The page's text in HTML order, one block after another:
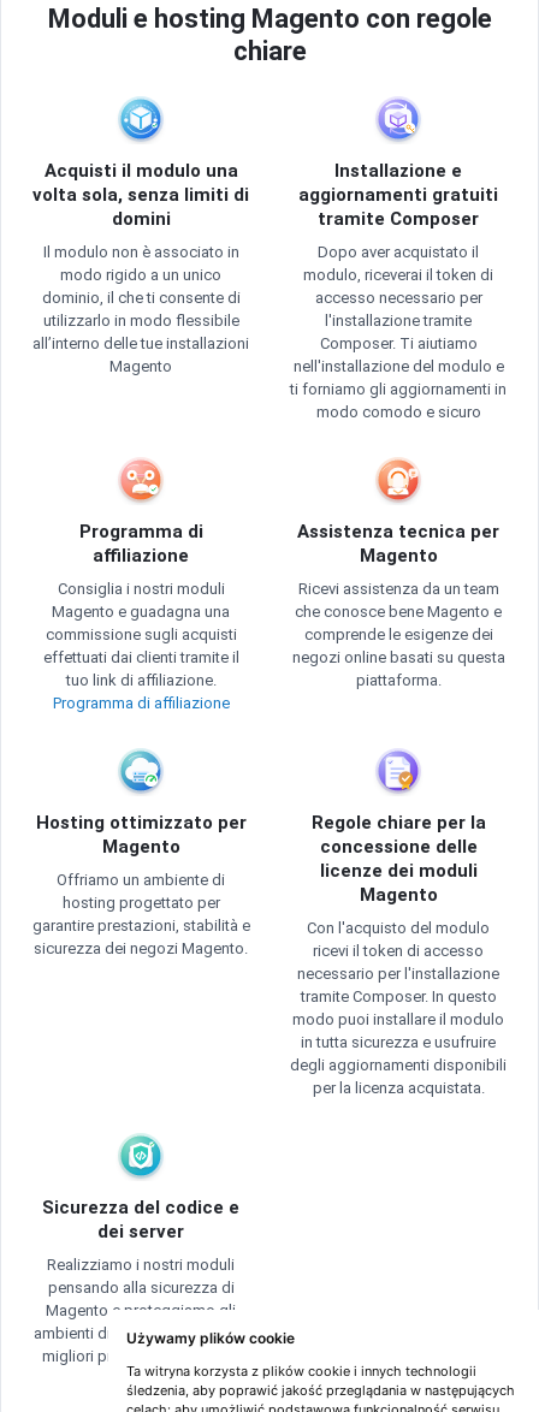
Używamy plików cookie
Ta witryna korzysta z plików cookie i innych technologii
śledzenia, aby poprawić jakość przeglądania w następujących
Moduli e hosting Magento con regole
chiare
Acquisti il modulo una
volta sola, senza limiti di
domini
Il modulo non è associato in
modo rigido a un unico
dominio, il che ti consente di
utilizzarlo in modo flessibile
all’interno delle tue installazioni
Magento
Installazione e
aggiornamenti gratuiti
tramite Composer
Dopo aver acquistato il
modulo, riceverai il token di
accesso necessario per
l'installazione tramite
Composer. Ti aiutiamo
nell'installazione del modulo e
ti forniamo gli aggiornamenti in
modo comodo e sicuro
Programma di
affiliazione
Consiglia i nostri moduli
Magento e guadagna una
commissione sugli acquisti
effettuati dai clienti tramite il
tuo link di affiliazione.
Programma di affiliazione
Assistenza tecnica per
Magento
Ricevi assistenza da un team
che conosce bene Magento e
comprende le esigenze dei
negozi online basati su questa
piattaforma.
Hosting ottimizzato per
Magento
Offriamo un ambiente di
hosting progettato per
garantire prestazioni, stabilità e
sicurezza dei negozi Magento.
Regole chiare per la
concessione delle
licenze dei moduli
Magento
Con l'acquisto del modulo
ricevi il token di accesso
necessario per l'installazione
tramite Composer. In questo
modo puoi installare il modulo
in tutta sicurezza e usufruire
degli aggiornamenti disponibili
per la licenza acquistata.
Sicurezza del codice e
dei server
Realizziamo i nostri moduli
pensando alla sicurezza di
Magento e proteggiamo gli
ambienti di hosting secondo le
migliori pratiche per i negozi
online.